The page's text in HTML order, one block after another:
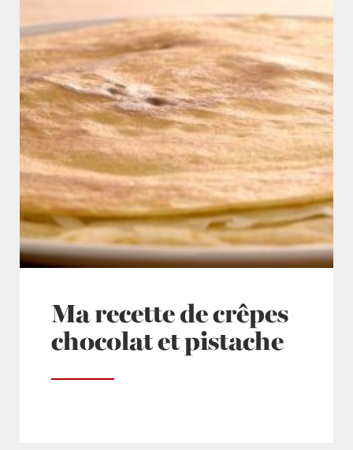
Ma recette de crêpes
chocolat et pistache